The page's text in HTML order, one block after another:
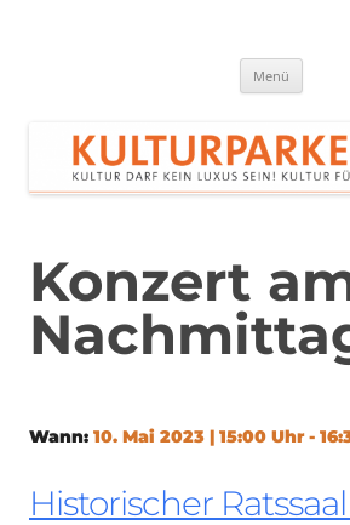
Menü
Konzert
Wann: 10. Mai 2023 | 15:00 Uhr -
Historischer